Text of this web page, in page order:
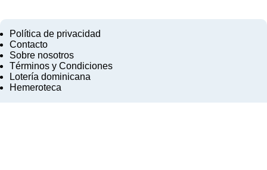
Política de privacidad
Contacto
Sobre nosotros
Términos y Condiciones
Lotería dominicana
Hemeroteca